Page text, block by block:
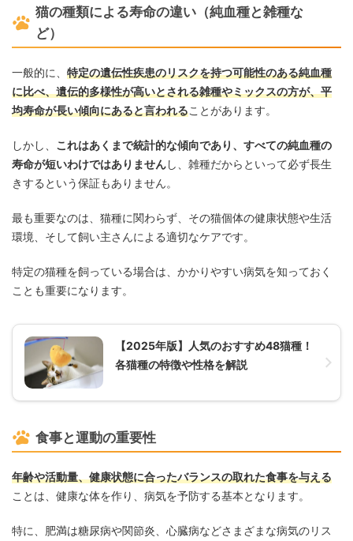
猫の種類による寿命の違い（純血種と雑種な
ど）
一般的に、 特定の遺伝性疾患のリスクを持つ可能性のある純血種
に比べ、遺伝的多様性が高いとされる雑種やミックスの方が、平
均寿命が長い傾向にあると言われることがあります。
しかし、 これはあくまで統計的な傾向であり、すべての純血種の
寿命が短いわけではありませんし、雑種だからといって必ず長生
きするという保証もありません。
最も重要なのは、猫種に関わらず、その猫個体の健康状態や生活
環境、そして飼い主さんによる適切なケアです。
特定の猫種を飼っている場合は、かかりやすい病気を知っておく
ことも重要になります。
【2025年版】人気のおすすめ48猫種！
各猫種の特徴や性格を解説
食事と運動の重要性
年齢や活動量、健康状態に合ったバランスの取れた食事を与える
ことは、健康な体を作り、病気を予防する基本となります。
特に、肥満は糖尿病や関節炎、心臓病などさまざまな病気のリス